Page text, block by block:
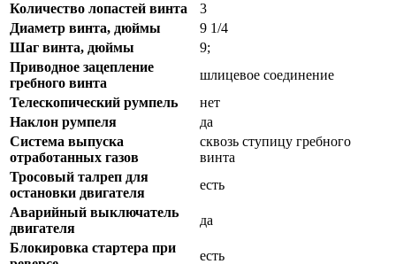
Количество лопастей винта
3
Диаметр винта, дюймы
9 1/4
Шаг винта, дюймы
9;
Приводное зацепление
гребного винта
шлицевое соединение
Телескопический румпель
нет
Наклон румпеля
да
Система выпуска
отработанных газов
сквозь ступицу гребного
винта
Тросовый талреп для
остановки двигателя
есть
Аварийный выключатель
двигателя
да
Блокировка стартера при
есть